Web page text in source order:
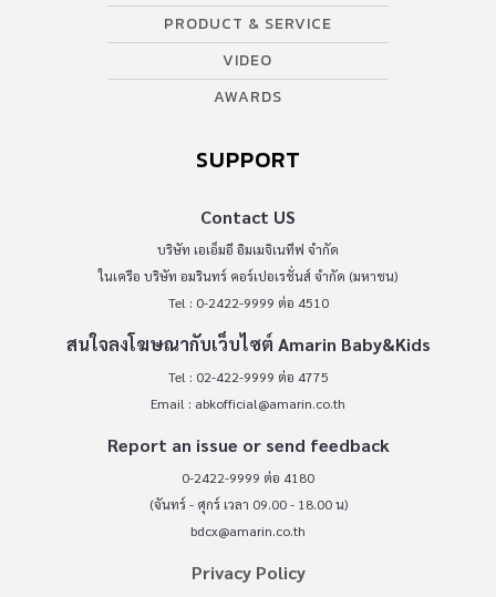
PRODUCT & SERVICE
VIDEO
AWARDS
SUPPORT
Contact US
บริษัท เอเอ็มอี อิมเมจิเนทีฟ จำกัด
ในเครือ บริษัท อมรินทร์ คอร์เปอเรชั่นส์ จำกัด (มหาชน)
Tel : 0-2422-9999 ต่อ 4510
สนใจลงโฆษณากับเว็บไซต์ Amarin Baby&Kids
Tel : 02-422-9999 ต่อ 4775
Email : abkofficial@amarin.co.th
Report an issue or send feedback
0-2422-9999 ต่อ 4180
(จันทร์ - ศุกร์ เวลา 09.00 - 18.00 น)
bdcx@amarin.co.th
Privacy Policy